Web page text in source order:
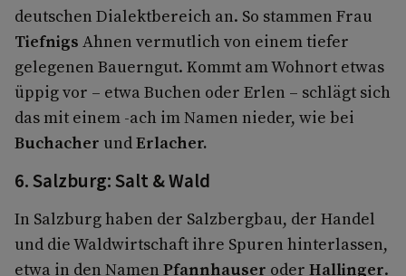
deutschen Dialektbereich an. So stammen Frau
Tiefnigs Ahnen vermutlich von einem tiefer
gelegenen Bauerngut. Kommt am Wohnort etwas
üppig vor – etwa Buchen oder Erlen – schlägt sich
das mit einem -ach im Namen nieder, wie bei
Buchacher undErlacher.
6. Salzburg: Salt & Wald
In Salzburg haben der Salzbergbau, der Handel
und die Waldwirtschaft ihre Spuren hinterlassen,
etwa in den Namen Pfannhauser oder Hallinger.